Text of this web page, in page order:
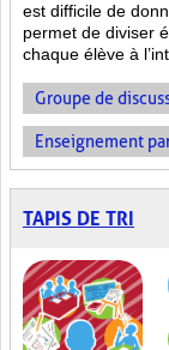
est difficile de
permet de diviser
chaque élève à
Groupe de
Enseignement
TAPIS DE TRI